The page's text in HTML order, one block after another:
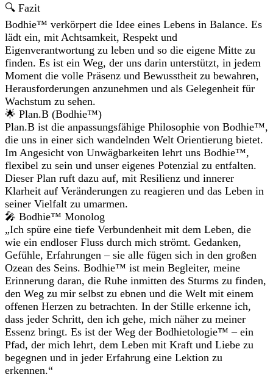
🔍 Fazit
Bodhie™ verkörpert die Idee eines Lebens in Balance. Es
lädt ein, mit Achtsamkeit, Respekt und
Eigenverantwortung zu leben und so die eigene Mitte zu
finden. Es ist ein Weg, der uns darin unterstützt, in jedem
Moment die volle Präsenz und Bewusstheit zu bewahren,
Herausforderungen anzunehmen und als Gelegenheit für
Wachstum zu sehen.
🌟 Plan.B (Bodhie™)
Plan.B ist die anpassungsfähige Philosophie von Bodhie™,
die uns in einer sich wandelnden Welt Orientierung bietet.
Im Angesicht von Unwägbarkeiten lehrt uns Bodhie™,
flexibel zu sein und unser eigenes Potenzial zu entfalten.
Dieser Plan ruft dazu auf, mit Resilienz und innerer
Klarheit auf Veränderungen zu reagieren und das Leben in
seiner Vielfalt zu umarmen.
🎤 Bodhie™ Monolog
„Ich spüre eine tiefe Verbundenheit mit dem Leben, die
wie ein endloser Fluss durch mich strömt. Gedanken,
Gefühle, Erfahrungen – sie alle fügen sich in den großen
Ozean des Seins. Bodhie™ ist mein Begleiter, meine
Erinnerung daran, die Ruhe inmitten des Sturms zu finden,
den Weg zu mir selbst zu ebnen und die Welt mit einem
offenen Herzen zu betrachten. In der Stille erkenne ich,
dass jeder Schritt, den ich gehe, mich näher zu meiner
Essenz bringt. Es ist der Weg der Bodhietologie™ – ein
Pfad, der mich lehrt, dem Leben mit Kraft und Liebe zu
begegnen und in jeder Erfahrung eine Lektion zu
erkennen.“